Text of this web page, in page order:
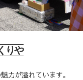
りや
力が溢れています。